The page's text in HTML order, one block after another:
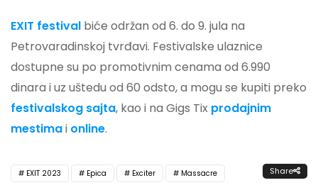
EXIT festival biće održan od 6. do 9. jula na
Petrovaradinskoj tvrđavi. Festivalske ulaznice
dostupne su po promotivnim cenama od 6.990
dinara i uz uštedu od 60 odsto, a mogu se kupiti preko
festivalskog sajta, kao i na Gigs Tix prodajnim
mestimai online.
EXIT 2023 Epica Exciter Massacre Share